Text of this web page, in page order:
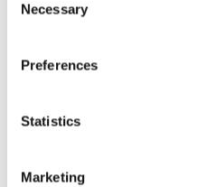
Selection
Necessary
Preferences
Statistics
Marketing